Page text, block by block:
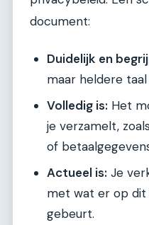
document:
Duidelijk en
maar heldere
Volledig is: Het
je verzamelt,
of
Actueel is: Je
met wat er op
gebeurt.